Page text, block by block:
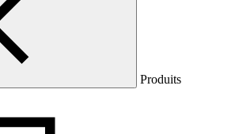
Produits